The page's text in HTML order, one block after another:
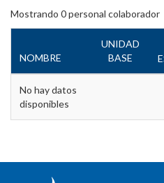
Mostrando 0personal colaborador
NOMBRE
UNIDAD
BASE
No hay datos
disponibles